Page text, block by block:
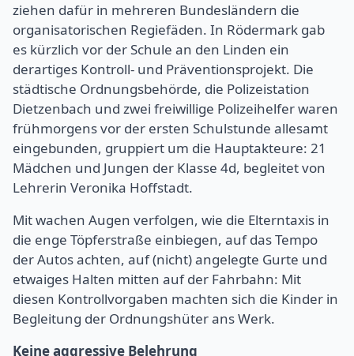
ziehen dafür in mehreren Bundesländern die
organisatorischen Regiefäden. In Rödermark gab
es kürzlich vor der Schule an den Linden ein
derartiges Kontroll- und Präventionsprojekt. Die
städtische Ordnungsbehörde, die Polizeistation
Dietzenbach und zwei freiwillige Polizeihelfer waren
frühmorgens vor der ersten Schulstunde allesamt
eingebunden, gruppiert um die Hauptakteure: 21
Mädchen und Jungen der Klasse 4d, begleitet von
Lehrerin Veronika Hoffstadt.
Mit wachen Augen verfolgen, wie die Elterntaxis in
die enge Töpferstraße einbiegen, auf das Tempo
der Autos achten, auf (nicht) angelegte Gurte und
etwaiges Halten mitten auf der Fahrbahn: Mit
diesen Kontrollvorgaben machten sich die Kinder in
Begleitung der Ordnungshüter ans Werk.
Keine aggressive Belehrung